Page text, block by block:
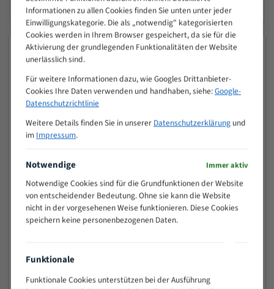
256 Bit SSL-Verschlüsselung
MEISTVERKAUFTE PRODUKTE
Spezialstahl Bandsägeblätter
ab 5,44 €
ab 7,59 €
Flexback Bandsägeblätter
Informationen zu allen Cookies finden Sie unten unter jeder
Einwilligungskategorie. Die als „notwendig" kategorisierten
Cookies werden in Ihrem Browser gespeichert, da sie für die
Aktivierung der grundlegenden Funktionalitäten der Website
unerlässlich sind.
Für weitere Informationen dazu, wie Googles Drittanbieter-
Cookies Ihre Daten verwenden und handhaben, siehe:Google-
Datenschutzrichtlinie
Weitere Details finden Sie in unserer Datenschutzerklärungund
im Impressum.
Notwendige Immer aktiv
Notwendige Cookies sind für die Grundfunktionen der Website
von entscheidender Bedeutung. Ohne sie kann die Website
nicht in der vorgesehenen Weise funktionieren. Diese Cookies
speichern keine personenbezogenen Daten.
Funktionale
Funktionale Cookies unterstützen bei der Ausführung